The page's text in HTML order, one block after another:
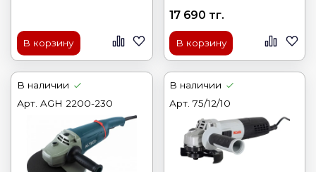
В корзину
17 690 тг.
В корзину
В наличии
Арт. AGH 2200-230
В наличии
Арт. 75/12/10